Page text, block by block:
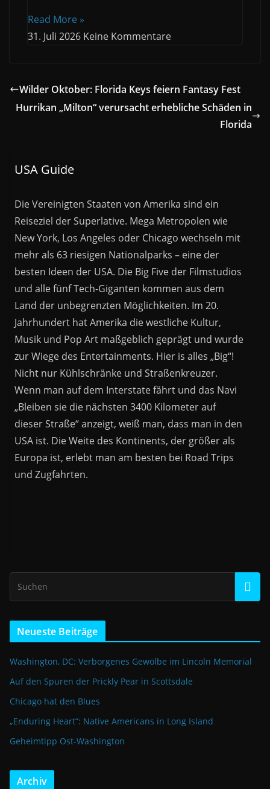
Read More »
31. Juli 2026 Keine Kommentare
Wilder Oktober: Florida Keys feiern Fantasy Fest
Hurrikan „Milton“ verursacht erhebliche Schäden in
Florida
USA Guide
Die Vereinigten Staaten von Amerika sind ein
Reiseziel der Superlative. Mega Metropolen wie
New York, Los Angeles oder Chicago wechseln mit
mehr als 63 riesigen Nationalparks – eine der
besten Ideen der USA. Die Big Five der Filmstudios
und alle fünf Tech-Giganten kommen aus dem
Land der unbegrenzten Möglichkeiten. Im 20.
Jahrhundert hat Amerika die westliche Kultur,
Musik und Pop Art maßgeblich geprägt und wurde
zur Wiege des Entertainments. Hier is alles „Big“!
Nicht nur Kühlschränke und Straßenkreuzer.
Wenn man auf dem Interstate fährt und das Navi
„Bleiben sie die nächsten 3400 Kilometer auf
dieser Straße“ anzeigt, weiß man, dass man in den
USA ist. Die Weite des Kontinents, der größer als
Europa ist, erlebt man am besten bei Road Trips
und Zugfahrten.
Neueste Beiträge
Washington, DC: Verborgenes Gewölbe im Lincoln Memorial
Auf den Spuren der Prickly Pear in Scottsdale
Chicago hat den Blues
„Enduring Heart“: Native Americans in Long Island
Geheimtipp Ost-Washington
Archiv